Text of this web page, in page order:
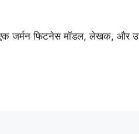
जर्मन फिटनेस मॉडल, लेखक, और